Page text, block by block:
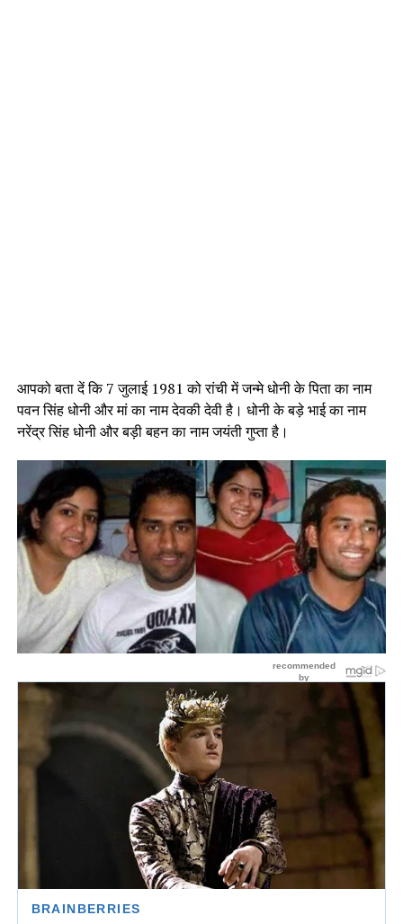
आपको बता दें कि 7 जुलाई 1981 को रांची में जन्मे धोनी के पिता का नाम
पवन सिंह धोनी और मां का नाम देवकी देवी है। धोनी के बड़े भाई का नाम
नरेंद्र सिंह धोनी और बड़ी बहन का नाम जयंती गुप्ता है।